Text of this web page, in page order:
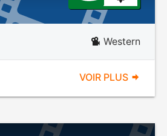
Western
VOIR PLUS